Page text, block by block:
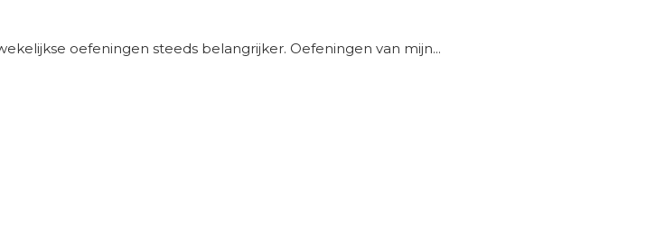
oefeningen steeds belangrijker. Oefeningen van mijn...